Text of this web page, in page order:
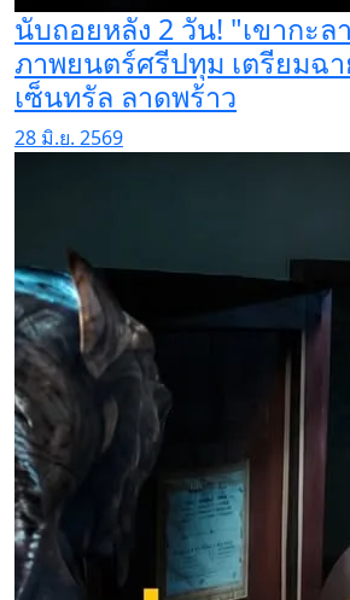
นับถอยหลัง 2 วัน! "เขากะล
ภาพยนตร์ศรีปทุม เตรียมฉา
เซ็นทรัล ลาดพร้าว
28 มิ.ย. 2569